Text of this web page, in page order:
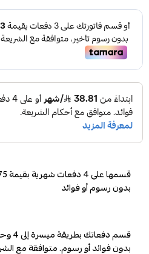
قسمها على 4 دفعات شهرية بقيمة 99.75
بدون رسوم أو فوائد
بدون فوائد أو رسوم. متوافقة مع